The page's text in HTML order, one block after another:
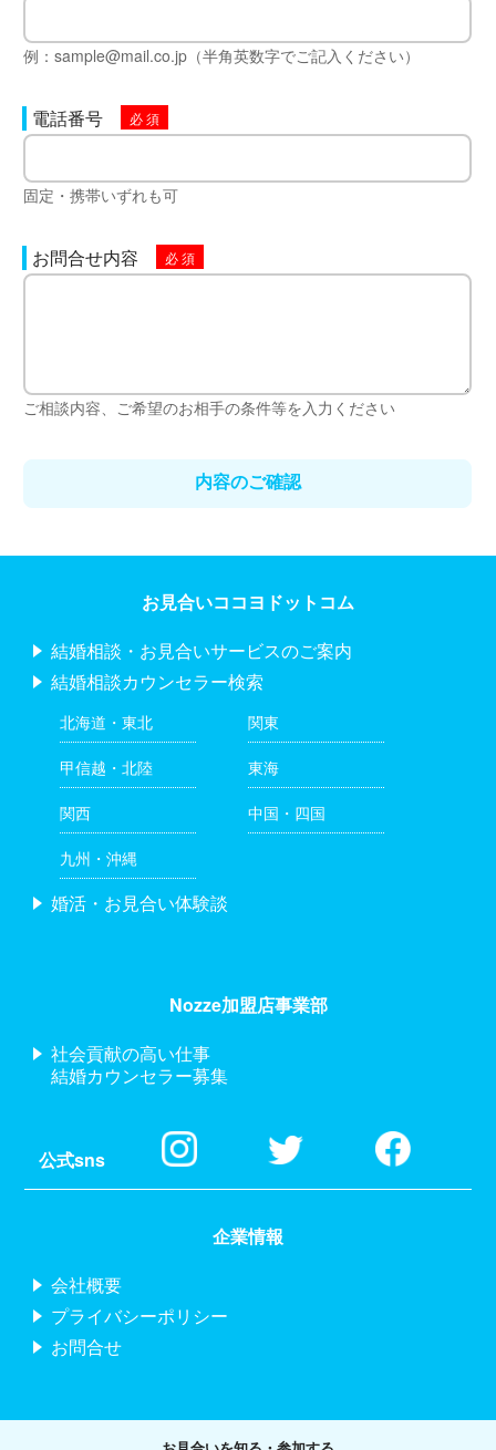
例：sample@mail.co.jp（半角英数字でご記入ください）
電話番号
固定・携帯いずれも可
お問合せ内容
ご相談内容、ご希望のお相手の条件等を入力ください
お見合いココヨドットコム
結婚相談・お見合いサービスのご案内
結婚相談カウンセラー検索
北海道・東北 関東
甲信越・北陸 東海
関西 中国・四国
九州・沖縄
婚活・お見合い体験談
Nozze加盟店事業部
社会貢献の高い仕事
結婚カウンセラー募集
公式sns
企業情報
会社概要
プライバシーポリシー
お問合せ